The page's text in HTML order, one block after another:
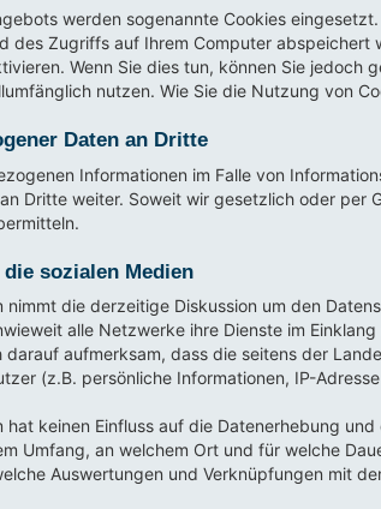
werden sogenannte Cookies
des Zugriffs auf Ihrem Computer
Wenn Sie dies tun, können Sie
nutzen. Wie Sie die Nutzung von
Daten an Dritte
Informationen im Falle von
Dritte weiter. Soweit wir gesetzlich oder
sozialen Medien
die derzeitige Diskussion um den
alle Netzwerke ihre Dienste im
aufmerksam, dass die seitens der
(z.B. persönliche Informationen, IP-
keinen Einfluss auf die Datenerhebung
Umfang, an welchem Ort und für welche
Auswertungen und Verknüpfungen mit